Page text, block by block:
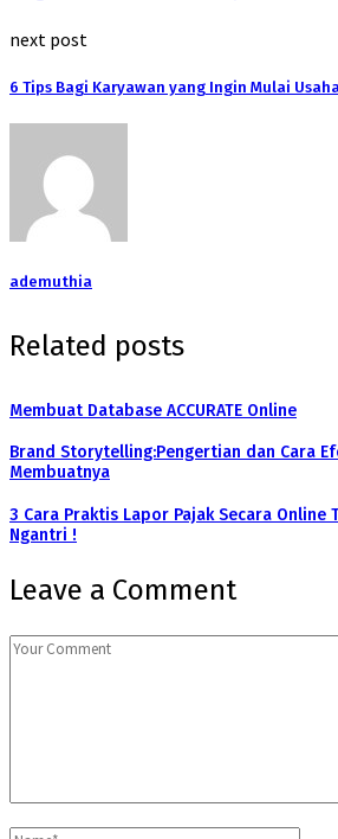
next post
6 Tips Bagi Karyawan yang Ingin Mulai
ademuthia
Related posts
Membuat Database ACCURATE Online
Brand Storytelling:Pengertian dan Cara
Membuatnya
3 Cara Praktis Lapor Pajak Secara Online
Ngantri !
Leave a Comment